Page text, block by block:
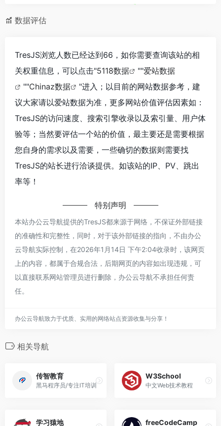
数据评估
TresJS浏览人数已经达到66，如你需要查询该站的相
关权重信息，可以点击"5118数据 ""爱站数据
""Chinaz数据
"进入；以目前的网站数据参考，建
议大家请以爱站数据为准，更多网站价值评估因素如：
TresJS的访问速度、搜索引擎收录以及索引量、用户体
验等；当然要评估一个站的价值，最主要还是需要根据
您自身的需求以及需要，一些确切的数据则需要找
TresJS的站长进行洽谈提供。如该站的IP、PV、跳出
率等！
特别声明
本站办公云导航提供的TresJS都来源于网络，不保证外部链接
的准确性和完整性，同时，对于该外部链接的指向，不由办公
云导航实际控制，在2026年1月14日 下午2:04收录时，该网页
上的内容，都属于合规合法，后期网页的内容如出现违规，可
以直接联系网站管理员进行删除，办公云导航不承担任何责
任。
办公云导航致力于优质、实用的网络站点资源收集与分享！
相关导航
传智教育
黑马程序员/专注IT培训
W3School
中文Web技术教程
学习猿地 freeCodeCamp